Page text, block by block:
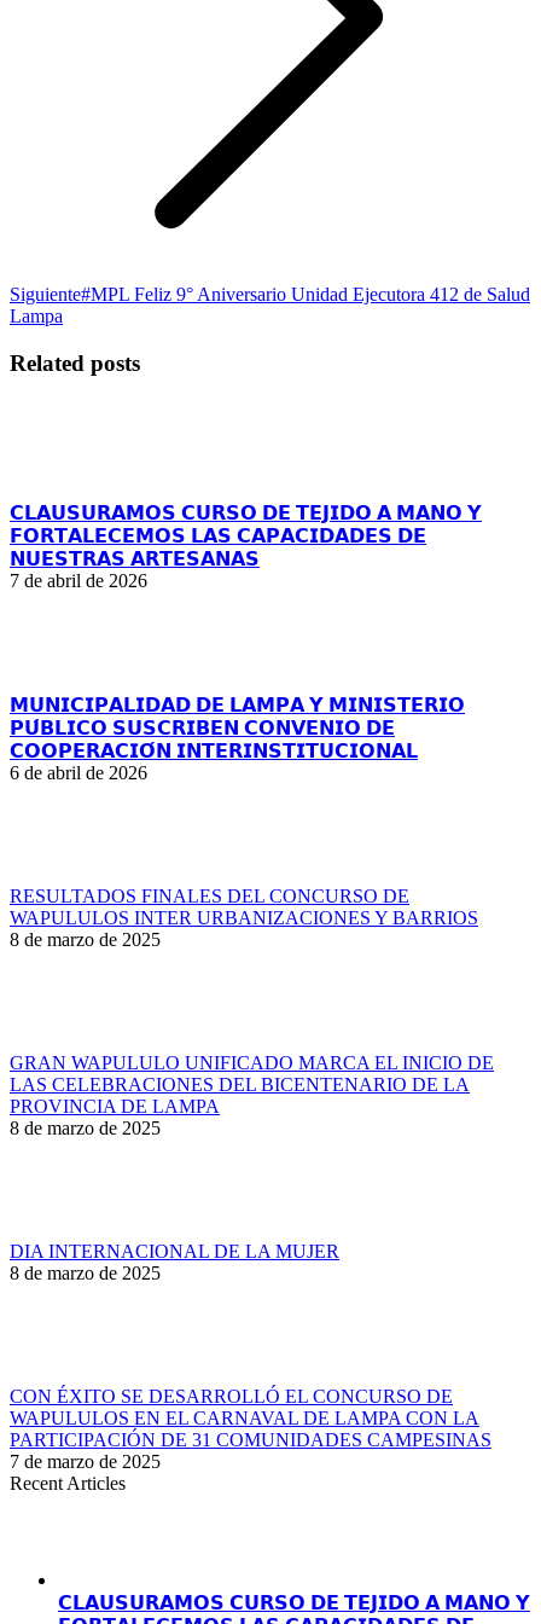
SiguientePublicación
#MPL Feliz 9° Aniversario Unidad Ejecutora 412 de Salud
Lampa
Related posts
𝗖𝗟𝗔𝗨𝗦𝗨𝗥𝗔𝗠𝗢𝗦 𝗖𝗨𝗥𝗦𝗢 𝗗𝗘 𝗧𝗘𝗝𝗜𝗗𝗢 𝗔 𝗠𝗔𝗡𝗢 𝗬
𝗙𝗢𝗥𝗧𝗔𝗟𝗘𝗖𝗘𝗠𝗢𝗦 𝗟𝗔𝗦 𝗖𝗔𝗣𝗔𝗖𝗜𝗗𝗔𝗗𝗘𝗦 𝗗𝗘
𝗡𝗨𝗘𝗦𝗧𝗥𝗔𝗦 𝗔𝗥𝗧𝗘𝗦𝗔𝗡𝗔𝗦
7 de abril de 2026
𝗠𝗨𝗡𝗜𝗖𝗜𝗣𝗔𝗟𝗜𝗗𝗔𝗗 𝗗𝗘 𝗟𝗔𝗠𝗣𝗔 𝗬 𝗠𝗜𝗡𝗜𝗦𝗧𝗘𝗥𝗜𝗢
𝗣𝗨́𝗕𝗟𝗜𝗖𝗢 𝗦𝗨𝗦𝗖𝗥𝗜𝗕𝗘𝗡 𝗖𝗢𝗡𝗩𝗘𝗡𝗜𝗢 𝗗𝗘
𝗖𝗢𝗢𝗣𝗘𝗥𝗔𝗖𝗜𝗢́𝗡 𝗜𝗡𝗧𝗘𝗥𝗜𝗡𝗦𝗧𝗜𝗧𝗨𝗖𝗜𝗢𝗡𝗔𝗟
6 de abril de 2026
RESULTADOS FINALES DEL CONCURSO DE
WAPULULOS INTER URBANIZACIONES Y BARRIOS
8 de marzo de 2025
GRAN WAPULULO UNIFICADO MARCA EL INICIO DE
LAS CELEBRACIONES DEL BICENTENARIO DE LA
PROVINCIA DE LAMPA
8 de marzo de 2025
DIA INTERNACIONAL DE LA MUJER
8 de marzo de 2025
CON ÉXITO SE DESARROLLÓ EL CONCURSO DE
WAPULULOS EN EL CARNAVAL DE LAMPA CON LA
PARTICIPACIÓN DE 31 COMUNIDADES CAMPESINAS
7 de marzo de 2025
Recent Articles
𝗖𝗟𝗔𝗨𝗦𝗨𝗥𝗔𝗠𝗢𝗦 𝗖𝗨𝗥𝗦𝗢 𝗗𝗘 𝗧𝗘𝗝𝗜𝗗𝗢 𝗔 𝗠𝗔𝗡𝗢 𝗬